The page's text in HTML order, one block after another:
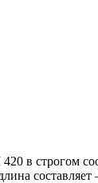
в строгом
составляет